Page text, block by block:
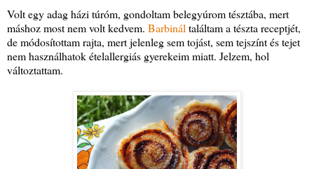
Volt egy adag házi túróm, gondoltam belegyúrom tésztába, mert
máshoz most nem volt kedvem. Barbinál találtam a tészta receptjét,
de módosítottam rajta, mert jelenleg sem tojást, sem tejszínt és tejet
nem használhatok ételallergiás gyerekeim miatt. Jelzem, hol
változtattam.